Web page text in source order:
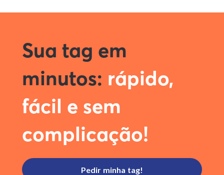
Sua tag em
minutos: rápido,
fácil e sem
complicação!
Pedir minha tag!